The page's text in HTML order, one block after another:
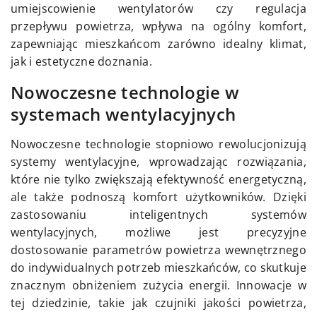
umiejscowienie wentylatorów czy regulacja
przepływu powietrza, wpływa na ogólny komfort,
zapewniając mieszkańcom zarówno idealny klimat,
jak i estetyczne doznania.
Nowoczesne technologie w
systemach wentylacyjnych
Nowoczesne technologie stopniowo rewolucjonizują
systemy wentylacyjne, wprowadzając rozwiązania,
które nie tylko zwiększają efektywność energetyczną,
ale także podnoszą komfort użytkowników. Dzięki
zastosowaniu inteligentnych systemów
wentylacyjnych, możliwe jest precyzyjne
dostosowanie parametrów powietrza wewnętrznego
do indywidualnych potrzeb mieszkańców, co skutkuje
znacznym obniżeniem zużycia energii. Innowacje w
tej dziedzinie, takie jak czujniki jakości powietrza,